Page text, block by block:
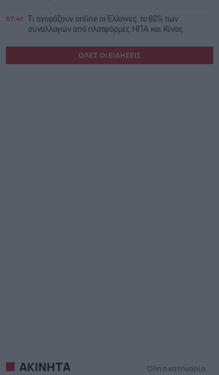
07:41
Τι αγοράζουν online οι Έλληνες, το 80% των
συναλλαγών από πλατφόρμες ΗΠΑ και Κίνας
ΟΛΕΣ ΟΙ ΕΙΔΗΣΕΙΣ
ΑΚΙΝΗΤΑ Όλη η κατηγορία